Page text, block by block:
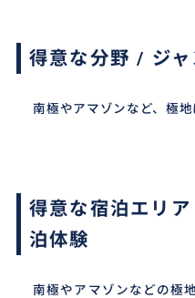
得意な分野 / ジャ
南極やアマゾンなど、極地
得意な宿泊エリ
泊体験
南極やアマゾンなどの極